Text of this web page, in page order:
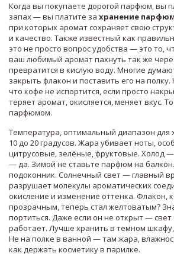
Когда вы покупаете дорогой парфюм, вы
запах — вы платите за хранение
при которых аромат сохраняет свою
и качество. Также известный как
это не просто вопрос удобства — это то,
ваш любимый аромат пахнуть так же
превратится в кислую воду. Многие
закрыть флакон и поставить его на полку.
что кофе не испортится, если просто
теряет аромат, окисляется, меняет вкус.
парфюмом.
Температура, оптимальный диапазон для
10 до 20 градусов. Жара убивает ноты,
цитрусовые, зелёные, фруктовые. Холод
— да. Зимой не ставьте парфюм на
подоконник. Солнечный свет — главный
разрушает молекулы ароматических
окисление и изменение оттенка. Флакон,
прозрачным, теперь стал желтоватым?
портиться. Даже если он не открыт — свет
работает. Лучше хранить в темном
Не на полке в ванной — там жара,
как держать косметику в парилке.